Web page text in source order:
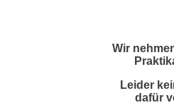
Wir
Leider
dafür